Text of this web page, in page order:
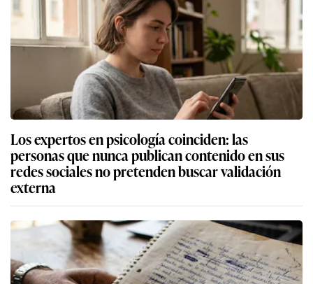
Los expertos en psicología coinciden: las
personas que nunca publican contenido en sus
redes sociales no pretenden buscar validación
externa